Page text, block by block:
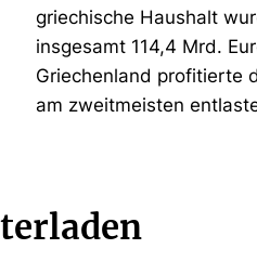
griechische Haushalt
insgesamt 114,4 Mrd.
Griechenland profitierte
am zweitmeisten